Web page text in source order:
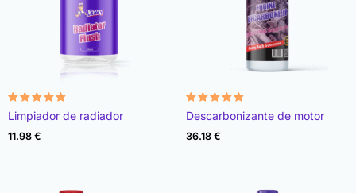
Valorado
con
4.87
de 5
Limpiador de radiador
11.98 €
Valorado
con
4.92
de 5
Descarbonizante de motor
36.18 €